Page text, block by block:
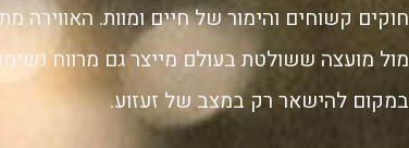
חוקים קשוחים והימור של חיים ומוות.
מול מועצה ששולטת בעולם מייצר גם מרווח
במקום להישאר רק במצב של זעזוע.